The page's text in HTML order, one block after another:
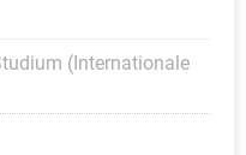
(Internationale